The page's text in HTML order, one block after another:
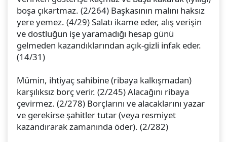
boşa çıkartmaz. (2/264) Başkasının malını haksız
yere yemez. (4/29) Salatı ikame eder, alış verişin
ve dostluğun işe yaramadığı hesap günü
gelmeden kazandıklarından açık-gizli infak eder.
(14/31)
Mümin, ihtiyaç sahibine (ribaya kalkışmadan)
karşılıksız borç verir. (2/245) Alacağını ribaya
çevirmez. (2/278) Borçlarını ve alacaklarını yazar
ve gerekirse şahitler tutar (veya resmiyet
kazandırarak zamanında öder). (2/282)